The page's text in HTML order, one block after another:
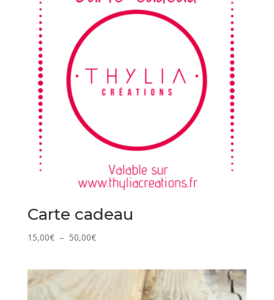
Carte cadeau
15,00€ – 50,00€Plage